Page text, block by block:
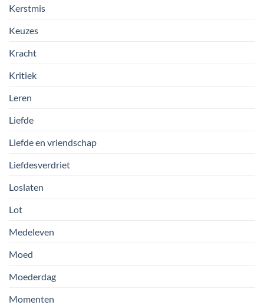
Kerstmis
Keuzes
Kracht
Kritiek
Leren
Liefde
Liefde en vriendschap
Liefdesverdriet
Loslaten
Lot
Medeleven
Moed
Moederdag
Momenten